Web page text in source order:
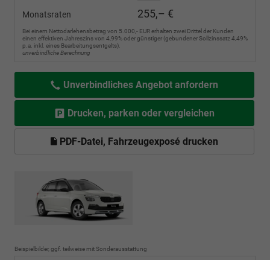
Monatsraten 255,– €
Bei einem Nettodarlehensbetrag von 5.000,- EUR erhalten zwei Drittel der Kunden
einen effektiven Jahreszins von 4,99% oder günstiger (gebundener Sollzinssatz 4,49%
p.a. inkl. eines Bearbeitungsentgelts).
unverbindliche Berechnung
Unverbindliches Angebot anfordern
Drucken, parken oder vergleichen
PDF-Datei, Fahrzeugexposé drucken
Beispielbilder, ggf. teilweise mit Sonderausstattung